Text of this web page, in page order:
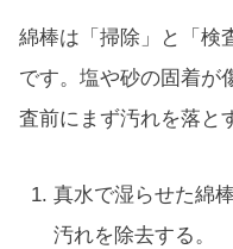
綿棒は「掃除」と「検
です。塩や砂の固着が
査前にまず汚れを落と
真水で湿らせた綿
汚れを除去する。